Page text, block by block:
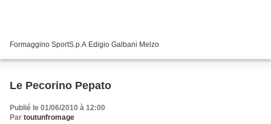
Formaggino SportS.p.A Edigio Galbani Melzo
Le Pecorino Pepato
Publié le 01/06/2010 à 12:00
Par toutunfromage